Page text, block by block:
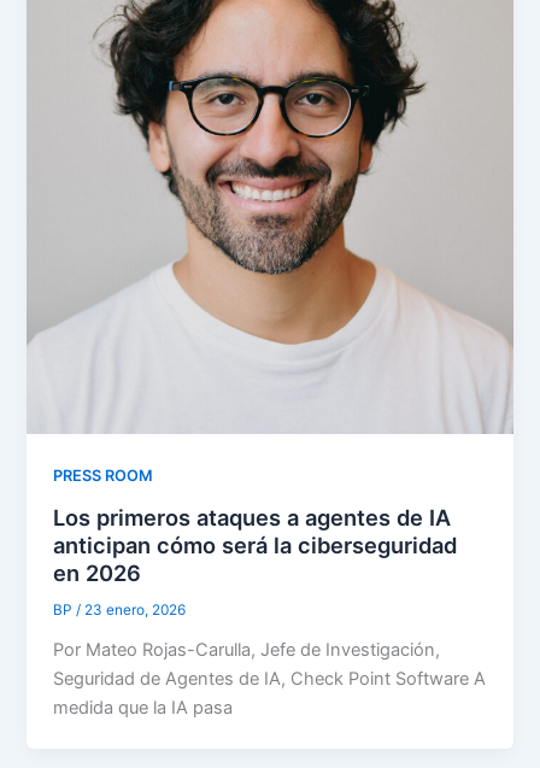
PRESS ROOM
Los primeros ataques a agentes de IA
anticipan cómo será la ciberseguridad
en 2026
BP/ 23 enero, 2026
Por Mateo Rojas-Carulla, Jefe de Investigación,
Seguridad de Agentes de IA, Check Point Software A
medida que la IA pasa